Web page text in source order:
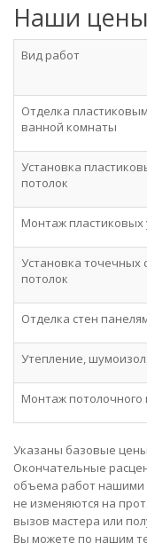
Наши цены
Вид работ
Отделка
ванной комнаты
Установка
потолок
Монтаж пластиковых
Установка точечных
потолок
Отделка стен
Утепление,
Монтаж потолочного
Указаны базовые
Окончательные
объема работ нашими
не изменяются на
вызов мастера или
Вы можете по нашим